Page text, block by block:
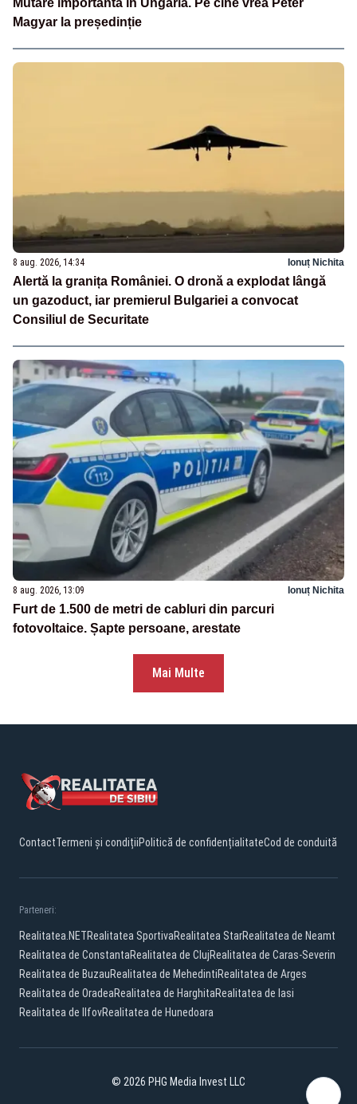
Magyar la președinție
8 aug. 2026, 14:34 Ionuț Nichita
Alertă la granița României. O dronă a explodat lângă
un gazoduct, iar premierul Bulgariei a convocat
Consiliul de Securitate
8 aug. 2026, 13:09 Ionuț Nichita
Furt de 1.500 de metri de cabluri din parcuri
fotovoltaice. Șapte persoane, arestate
Mai Multe
ContactTermeni și condițiiPolitică de confidențialitateCod de conduită
Parteneri:
Realitatea.NETRealitatea SportivaRealitatea StarRealitatea de Neamt
Realitatea de ConstantaRealitatea de ClujRealitatea de Caras-Severin
Realitatea de BuzauRealitatea de MehedintiRealitatea de Arges
Realitatea de OradeaRealitatea de HarghitaRealitatea de Iasi
Realitatea de IlfovRealitatea de Hunedoara
© 2026 PHG Media Invest LLC